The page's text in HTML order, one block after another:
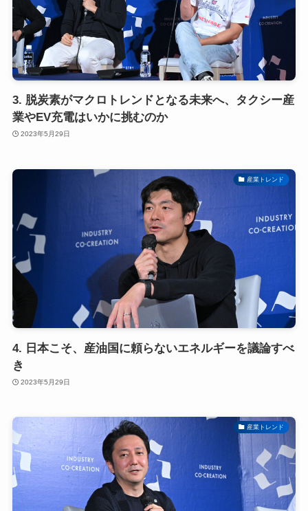
3. 脱炭素がマクロトレンドとなる未来へ、タクシー産
業やEV充電はいかに挑むのか
2023年5月29日
産業トレンド
4. 日本こそ、産油国に頼らないエネルギーを議論すべ
き
2023年5月29日
産業トレンド